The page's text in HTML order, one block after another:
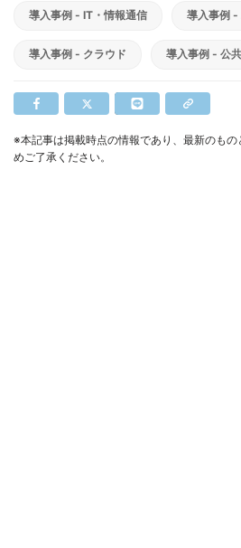
導入事例 - IT・情報通信 導入事例 -
導入事例 - クラウド 導入事例 - 公
※本記事は掲載時点の情報であり、最新のも
めご了承ください。